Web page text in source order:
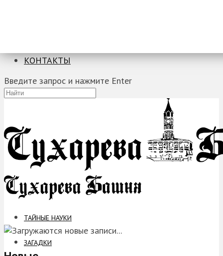
КОНТАКТЫ
Введите запрос и нажмите Enter
ТАЙНЫЕ НАУКИ
ЗАГАДКИ